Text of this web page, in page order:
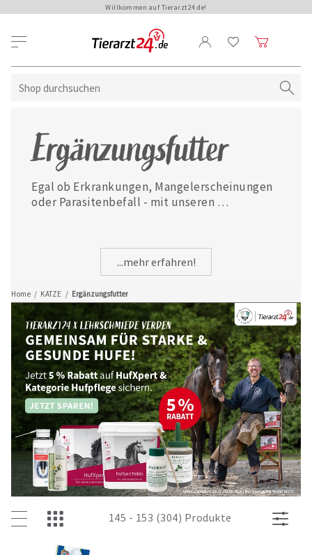
Willkommen auf Tierarzt24.de!
Home / KATZE / Ergänzungsfutter
Ergänzungsfutter
Egal ob Erkrankungen, Mangelerscheinungen
oder Parasitenbefall - mit unseren
...mehr erfahren!
145 - 153 (304) Produkte